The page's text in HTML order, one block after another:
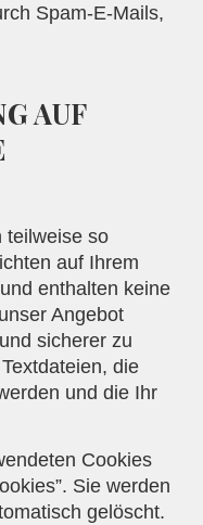
Spam-E-Mails,
AUF
teilweise so
auf Ihrem
enthalten keine
Angebot
sicherer zu
die
und die Ihr
Cookies
Sie werden
gelöscht.